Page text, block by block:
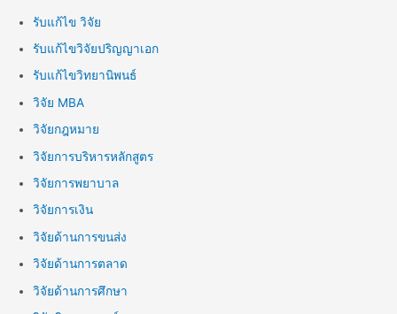
รับแก้ไข วิจัย
รับแก้ไขวิจัยปริญญาเอก
รับแก้ไขวิทยานิพนธ์
วิจัย MBA
วิจัยกฎหมาย
วิจัยการบริหารหลักสูตร
วิจัยการพยาบาล
วิจัยการเงิน
วิจัยด้านการขนส่ง
วิจัยด้านการตลาด
วิจัยด้านการศึกษา